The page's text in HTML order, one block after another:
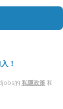
！
的 私隱政策和